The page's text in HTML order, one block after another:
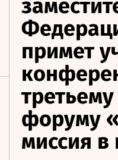
примет
форуму
миссия в